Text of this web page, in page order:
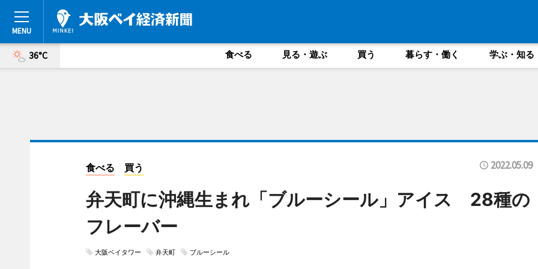
36°C 食べる 見る・遊ぶ 買う 暮らす・働く 学ぶ・知る
食べる 買う 2022.05.09
弁天町に沖縄生まれ「ブルーシール」アイス 28種の
フレーバー
大阪ベイタワー 弁天町 ブルーシール